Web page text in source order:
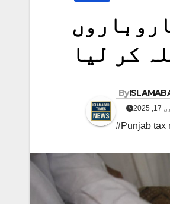
کر لیا
By
2025
#Punjab tax